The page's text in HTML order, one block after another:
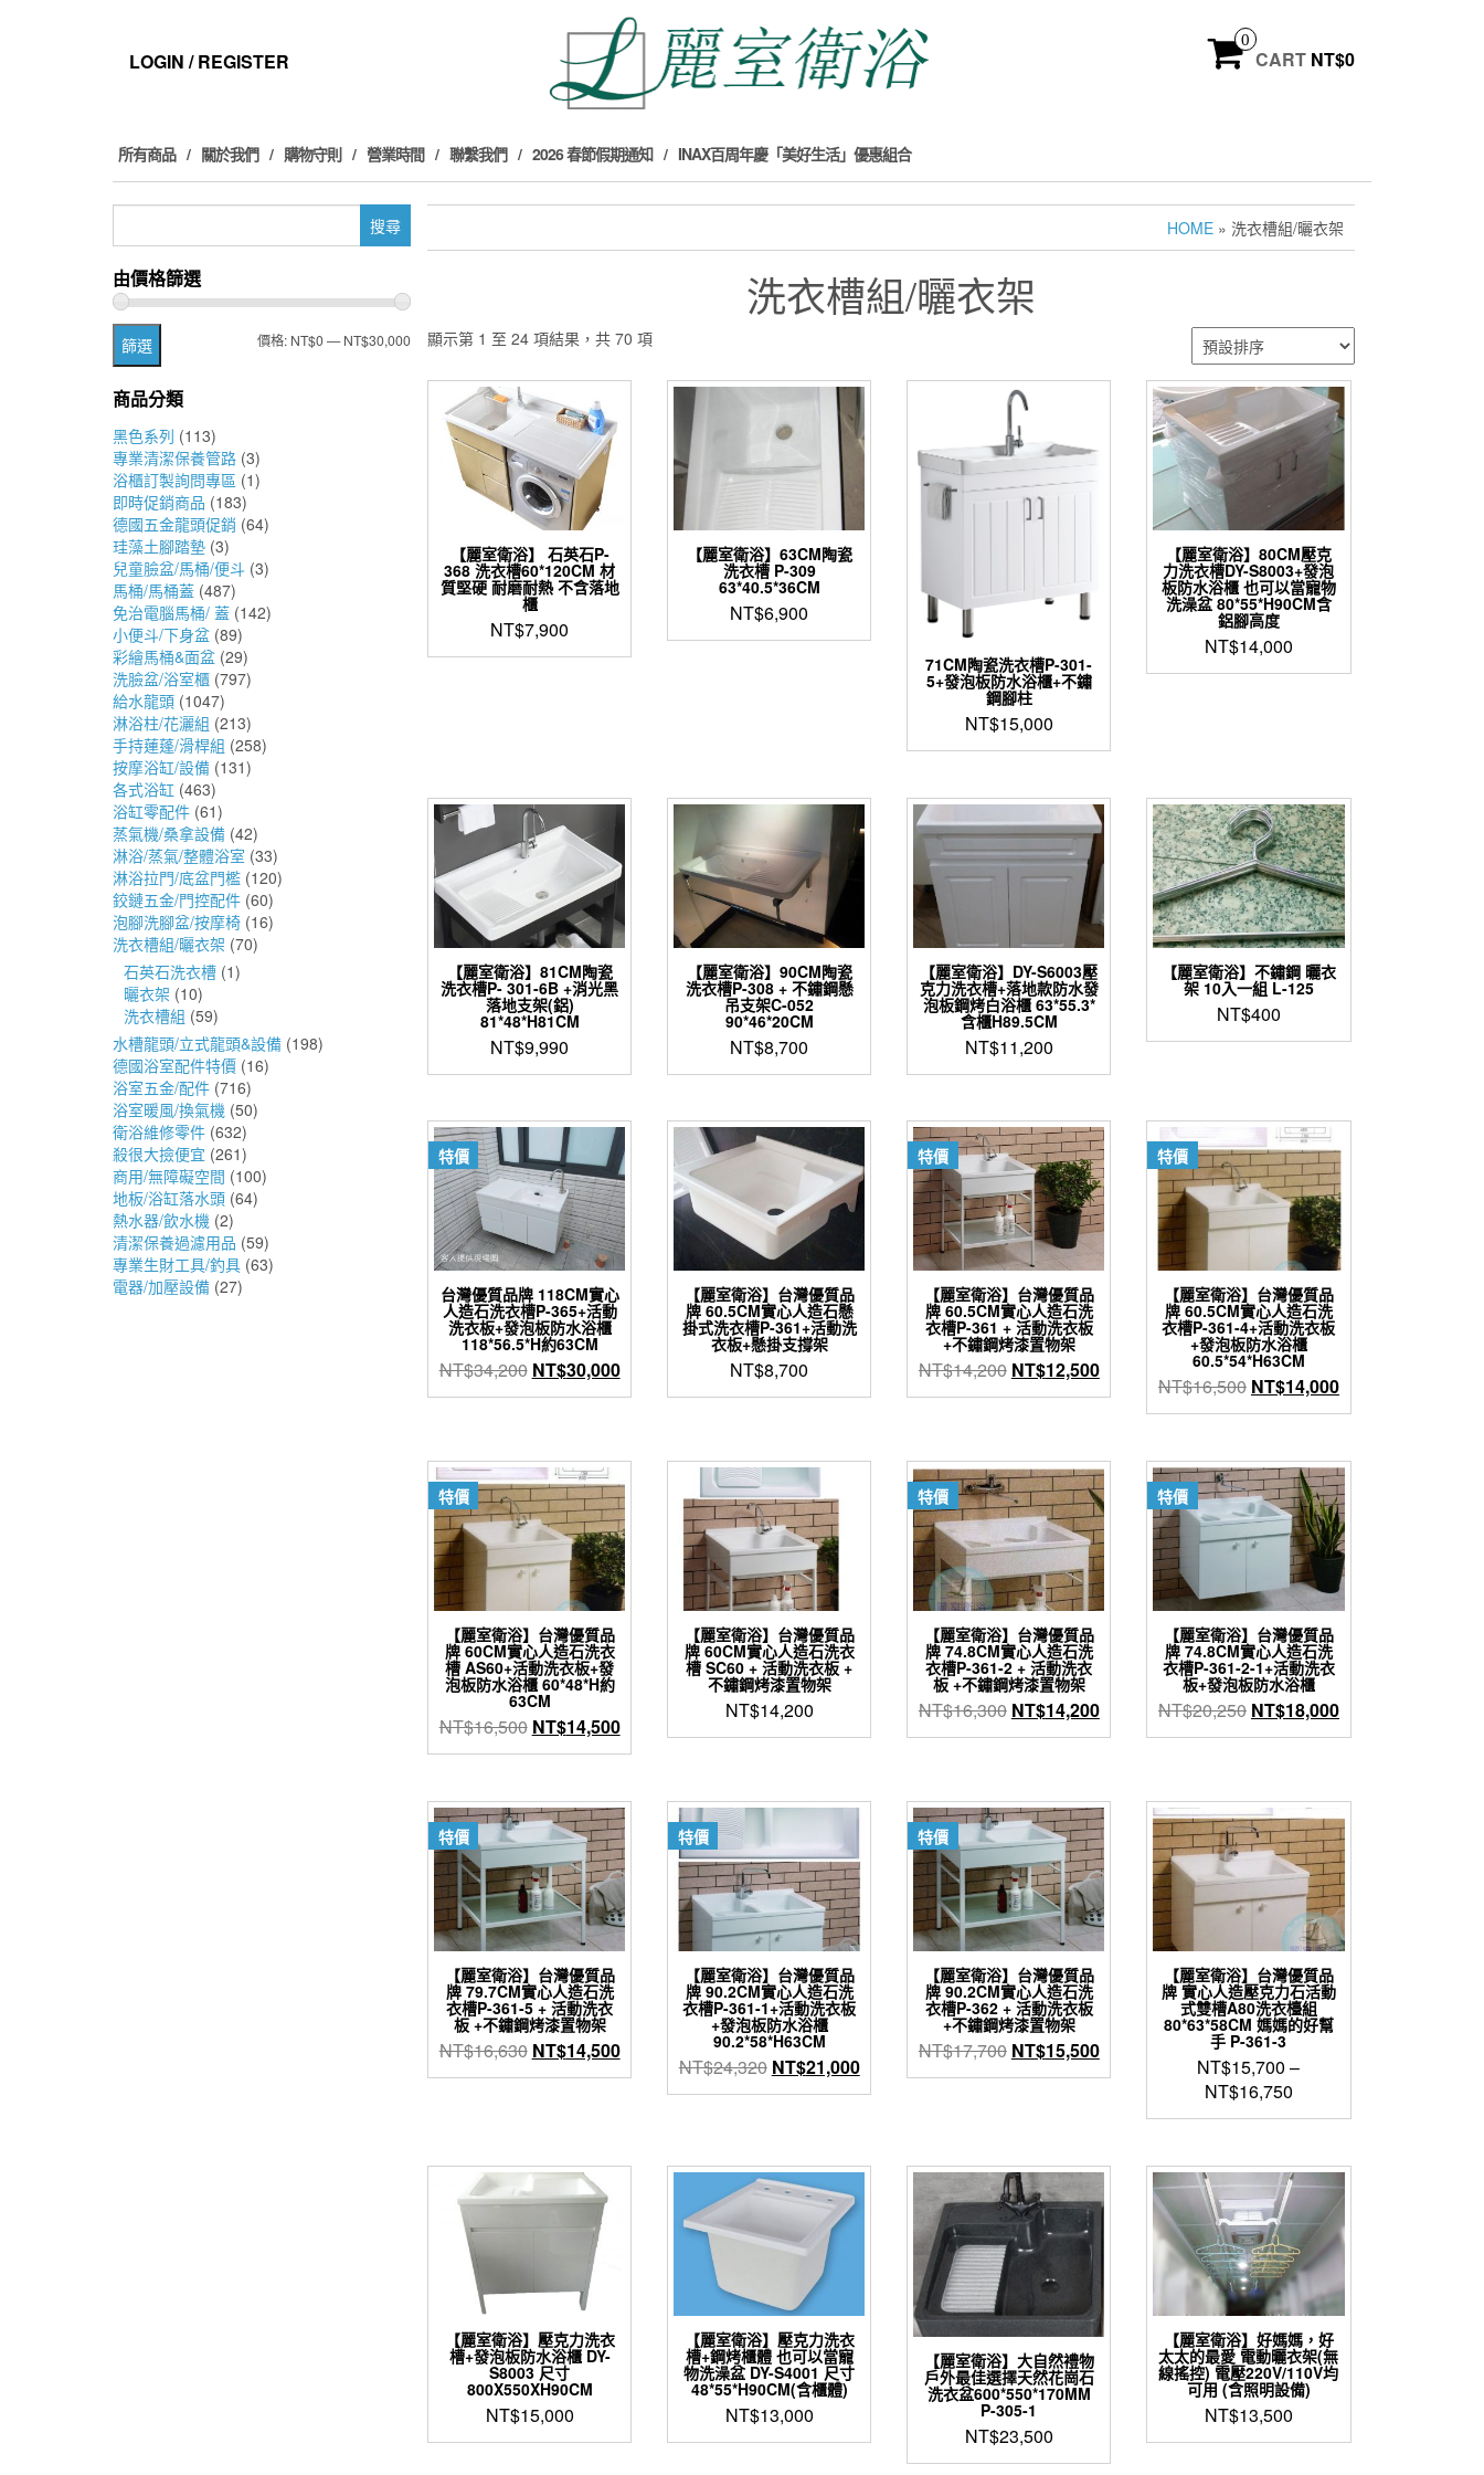
LOGIN / REGISTER
0
CART NT$0
所有商品 關於我們 購物守則 營業時間 聯繫我們 2026 春節假期通知 INAX百周年慶「美好生活」優惠組合
鍵
字:
由價格篩選
最最
篩選 價格: NT$0—NT$30,000
商品分類
黑色系列 (113)
專業清潔保養管路 (3)
浴櫃訂製詢問專區 (1)
即時促銷商品 (183)
德國五金龍頭促銷 (64)
珪藻土腳踏墊 (3)
兒童臉盆/馬桶/便斗 (3)
馬桶/馬桶蓋 (487)
免治電腦馬桶/ 蓋 (142)
小便斗/下身盆 (89)
彩繪馬桶&面盆 (29)
洗臉盆/浴室櫃 (797)
給水龍頭 (1047)
淋浴柱/花灑組 (213)
手持蓮蓬/滑桿組 (258)
按摩浴缸/設備 (131)
各式浴缸 (463)
浴缸零配件 (61)
蒸氣機/桑拿設備 (42)
淋浴/蒸氣/整體浴室 (33)
淋浴拉門/底盆門檻 (120)
鉸鏈五金/門控配件 (60)
泡腳洗腳盆/按摩椅 (16)
洗衣槽組/曬衣架 (70)
石英石洗衣槽 (1)
曬衣架 (10)
洗衣槽組 (59)
水槽龍頭/立式龍頭&設備 (198)
德國浴室配件特價 (16)
浴室五金/配件 (716)
浴室暖風/換氣機 (50)
衛浴維修零件 (632)
殺很大撿便宜 (261)
商用/無障礙空間 (100)
地板/浴缸落水頭 (64)
熱水器/飲水機 (2)
清潔保養過濾用品 (59)
專業生財工具/釣具 (63)
電器/加壓設備 (27)
HOME » 洗衣槽組/曬衣架
洗衣槽組/曬衣架
顯示第 1 至 24 項結果，共 70 項
【麗室衛浴】 石英石P-
368 洗衣槽60*120CM 材
質堅硬 耐磨耐熱 不含落地
櫃
NT$7,900
【麗室衛浴】63CM陶瓷
洗衣槽 P-309
63*40.5*36CM
NT$6,900
71CM陶瓷洗衣槽P-301-
5+發泡板防水浴櫃+不鏽
鋼腳柱
NT$15,000
【麗室衛浴】80CM壓克
力洗衣槽DY-S8003+發泡
板防水浴櫃 也可以當寵物
洗澡盆 80*55*H90CM含
鋁腳高度
NT$14,000
【麗室衛浴】81CM陶瓷
洗衣槽P- 301-6B +消光黑
落地支架(鋁)
81*48*H81CM
NT$9,990
【麗室衛浴】90CM陶瓷
洗衣槽P-308 + 不鏽鋼懸
吊支架C-052
90*46*20CM
NT$8,700
【麗室衛浴】DY-S6003壓
克力洗衣槽+落地款防水發
泡板鋼烤白浴櫃 63*55.3*
含櫃H89.5CM
NT$11,200
【麗室衛浴】不鏽鋼 曬衣
架 10入一組 L-125
NT$400
特價
台灣優質品牌 118CM實心
人造石洗衣槽P-365+活動
洗衣板+發泡板防水浴櫃
118*56.5*H約63CM
NT$34,200 原
始
NT$34,200。
NT$30,000目
前
NT$30,000。
【麗室衛浴】台灣優質品
牌 60.5CM實心人造石懸
掛式洗衣槽P-361+活動洗
衣板+懸掛支撐架
NT$8,700
特價
【麗室衛浴】台灣優質品
牌 60.5CM實心人造石洗
衣槽P-361 + 活動洗衣板
+不鏽鋼烤漆置物架
NT$14,200 原
始
NT$14,200。
NT$12,500目
前
NT$12,500。
特價
【麗室衛浴】台灣優質品
牌 60.5CM實心人造石洗
衣槽P-361-4+活動洗衣板
+發泡板防水浴櫃
60.5*54*H63CM
NT$16,500 原
始
格：
NT$16,500。
NT$14,000目
前
格：
NT$14,000。
特價
【麗室衛浴】台灣優質品
牌 60CM實心人造石洗衣
槽 AS60+活動洗衣板+發
泡板防水浴櫃 60*48*H約
63CM
NT$16,500 原
始
格：
NT$16,500。
NT$14,500目
前
格：
NT$14,500。
【麗室衛浴】台灣優質品
牌 60CM實心人造石洗衣
槽 SC60 + 活動洗衣板 +
不鏽鋼烤漆置物架
NT$14,200
特價
【麗室衛浴】台灣優質品
牌 74.8CM實心人造石洗
衣槽P-361-2 + 活動洗衣
板 +不鏽鋼烤漆置物架
NT$16,300 原
始
NT$16,300。
NT$14,200目
前
NT$14,200。
特價
【麗室衛浴】台灣優質品
牌 74.8CM實心人造石洗
衣槽P-361-2-1+活動洗衣
板+發泡板防水浴櫃
NT$20,250 原
始
NT$20,250。
NT$18,000目
前
NT$18,000。
特價
【麗室衛浴】台灣優質品
牌 79.7CM實心人造石洗
衣槽P-361-5 + 活動洗衣
板 +不鏽鋼烤漆置物架
NT$16,630 原
始
NT$14,500目
前
特價
【麗室衛浴】台灣優質品
牌 90.2CM實心人造石洗
衣槽P-361-1+活動洗衣板
+發泡板防水浴櫃
90.2*58*H63CM
NT$24,320 原
始
NT$24,320。
NT$21,000目
前
NT$21,000。
特價
【麗室衛浴】台灣優質品
牌 90.2CM實心人造石洗
衣槽P-362 + 活動洗衣板
+不鏽鋼烤漆置物架
NT$17,700 原
始
NT$15,500目
前
【麗室衛浴】台灣優質品
牌 實心人造壓克力石活動
式雙槽A80洗衣檯組
80*63*58CM 媽媽的好幫
手 P-361-3
NT$15,700 –
NT$16,750
此
品
有
多
種
款
式。
可
在
產
品
頁
面
選
【麗室衛浴】壓克力洗衣
槽+發泡板防水浴櫃 DY-
S8003 尺寸
800X550XH90CM
NT$15,000
【麗室衛浴】壓克力洗衣
槽+鋼烤櫃體 也可以當寵
物洗澡盆 DY-S4001 尺寸
48*55*H90CM(含櫃體)
NT$13,000
【麗室衛浴】大自然禮物
戶外最佳選擇天然花崗石
洗衣盆600*550*170MM
P-305-1
NT$23,500
【麗室衛浴】好媽媽，好
太太的最愛 電動曬衣架(無
線搖控) 電壓220V/110V均
可用 (含照明設備)
NT$13,500